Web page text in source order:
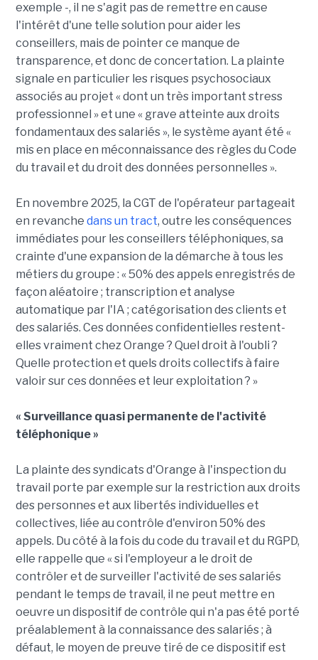
exemple -, il ne s'agit pas de remettre en cause
l'intérêt d'une telle solution pour aider les
conseillers, mais de pointer ce manque de
transparence, et donc de concertation. La plainte
signale en particulier les risques psychosociaux
associés au projet « dont un très important stress
professionnel » et une « grave atteinte aux droits
fondamentaux des salariés », le système ayant été «
mis en place en méconnaissance des règles du Code
du travail et du droit des données personnelles ».
En novembre 2025, la CGT de l'opérateur partageait
en revanche dans un tract, outre les conséquences
immédiates pour les conseillers téléphoniques, sa
crainte d'une expansion de la démarche à tous les
métiers du groupe : « 50% des appels enregistrés de
façon aléatoire ; transcription et analyse
automatique par l'IA ; catégorisation des clients et
des salariés. Ces données confidentielles restent-
elles vraiment chez Orange ? Quel droit à l'oubli ?
Quelle protection et quels droits collectifs à faire
valoir sur ces données et leur exploitation ? »
« Surveillance quasi permanente de l'activité
téléphonique »
La plainte des syndicats d'Orange à l'inspection du
travail porte par exemple sur la restriction aux droits
des personnes et aux libertés individuelles et
collectives, liée au contrôle d'environ 50% des
appels. Du côté à la fois du code du travail et du RGPD,
elle rappelle que « si l'employeur a le droit de
contrôler et de surveiller l'activité de ses salariés
pendant le temps de travail, il ne peut mettre en
oeuvre un dispositif de contrôle qui n'a pas été porté
préalablement à la connaissance des salariés ; à
défaut, le moyen de preuve tiré de ce dispositif est